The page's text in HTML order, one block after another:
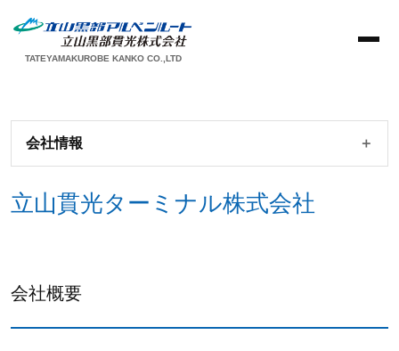
TATEYAMAKUROBE KANKO CO.,LTD
会社情報
立山貫光ターミナル株式会社
会社概要